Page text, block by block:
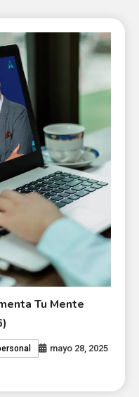
Tu Mente
mayo 28, 2025